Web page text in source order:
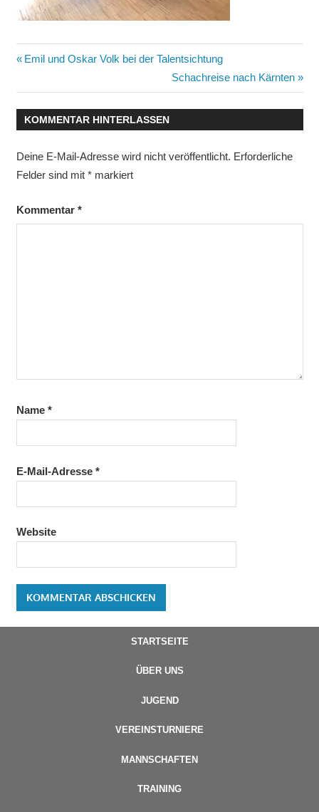
Beitragsnavigation
Vorheriger
Emil und Oskar Volk bei der Talentsichtung
Nächster
Beitrag:
Schachreise nach Kärnten
KOMMENTAR HINTERLASSEN
Deine E-Mail-Adresse wird nicht veröffentlicht. Erforderliche
Felder sind mit *markiert
Kommentar *
Name *
E-Mail-Adresse *
Website
STARTSEITE
ÜBER UNS
JUGEND
VEREINSTURNIERE
MANNSCHAFTEN
TRAINING